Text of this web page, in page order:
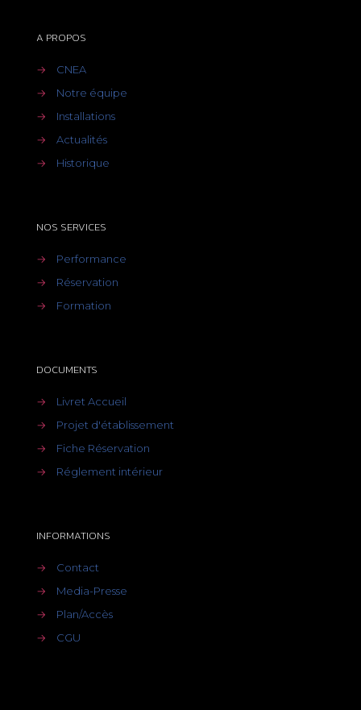
A PROPOS
→
CNEA
→
Notre équipe
→
Installations
→
Actualités
→
Historique
NOS SERVICES
→
Performance
→
Réservation
→
Formation
DOCUMENTS
→
Livret Accueil
→
Projet d'établissement
→
Fiche Réservation
→
Réglement intérieur
INFORMATIONS
→
Contact
→
Media-Presse
→
Plan/Accès
→
CGU